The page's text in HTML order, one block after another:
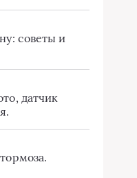
советы и
датчик